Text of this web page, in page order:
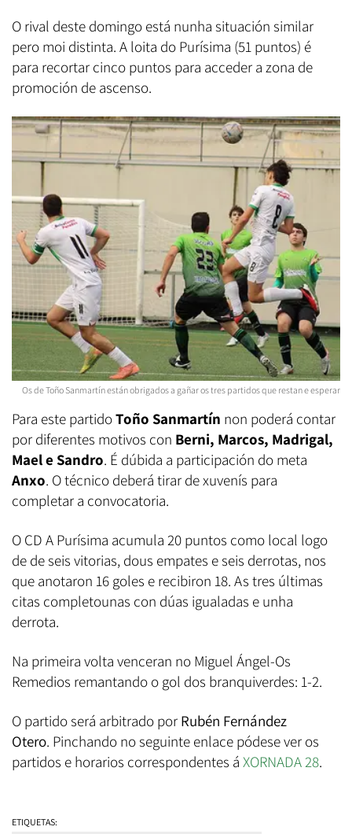
O rival deste domingo está nunha situación similar
pero moi distinta. A loita do Purísima (51 puntos) é
para recortar cinco puntos para acceder a zona de
promoción de ascenso.
Os de Toño Sanmartín están obrigados a gañar os tres partidos que restan e esperar
Para este partidoToño Sanmartín non poderá contar
por diferentes motivos con Berni, Marcos, Madrigal,
Mael e Sandro. É dúbida a participación do meta
Anxo. O técnico deberá tirar de xuvenís para
completar a convocatoria.
O CD A Purísima acumula 20 puntos como local logo
de de seis vitorias, dous empates e seis derrotas, nos
que anotaron 16 goles e recibiron 18. As tres últimas
citas completounas con dúas igualadas e unha
derrota.
Na primeira volta venceran no Miguel Ángel-Os
Remedios remantando o gol dos branquiverdes: 1-2.
O partido será arbitrado por Rubén Fernández
Otero. Pinchando no seguinte enlace pódese ver os
partidos e horarios correspondentes á XORNADA 28.
ETIQUETAS: